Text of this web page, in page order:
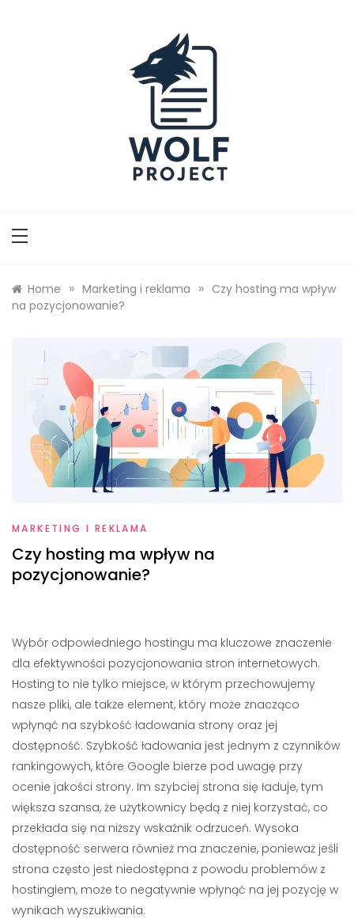
Home » Marketing i reklama » Czy hosting ma wpływ
na pozycjonowanie?
MARKETING I REKLAMA
Czy hosting ma wpływ na
pozycjonowanie?
Wybór odpowiedniego hostingu ma kluczowe znaczenie
dla efektywności pozycjonowania stron internetowych.
Hosting to nie tylko miejsce, w którym przechowujemy
nasze pliki, ale także element, który może znacząco
wpłynąć na szybkość ładowania strony oraz jej
dostępność. Szybkość ładowania jest jednym z czynników
rankingowych, które Google bierze pod uwagę przy
ocenie jakości strony. Im szybciej strona się ładuje, tym
większa szansa, że użytkownicy będą z niej korzystać, co
przekłada się na niższy wskaźnik odrzuceń. Wysoka
dostępność serwera również ma znaczenie, ponieważ jeśli
strona często jest niedostępna z powodu problemów z
hostingiem, może to negatywnie wpłynąć na jej pozycję w
wynikach wyszukiwania.